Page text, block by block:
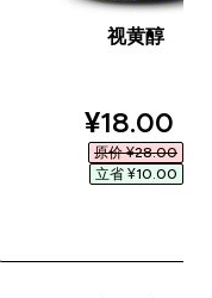
视黄醇
¥18.00‎
原价 ¥28.00‎
立省 ¥10.00‎